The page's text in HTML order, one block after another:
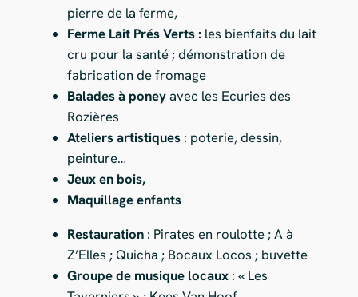
pierre de la ferme,
Ferme Lait Prés Verts :les bienfaits du lait
cru pour la santé ; démonstration de
fabrication de fromage
Balades à poneyavec les Ecuries des
Rozières
Ateliers artistiques: poterie, dessin,
peinture…
Jeux en bois,
Maquillage enfants
Restauration: Pirates en roulotte ; A à
Z’Elles ; Quicha ; Bocaux Locos ; buvette
Groupe de musique locaux: « Les